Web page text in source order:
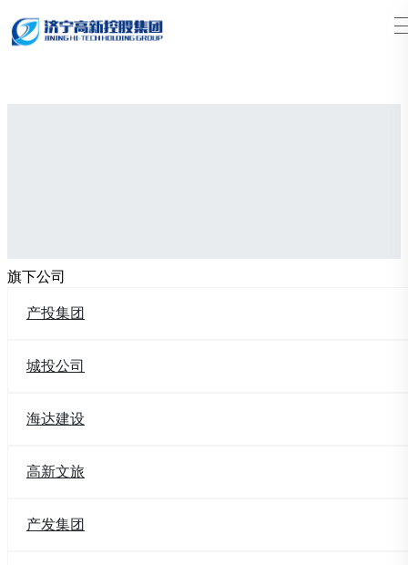
搜索
旗下公司
产投集团
城投公司
海达建设
高新文旅
产发集团